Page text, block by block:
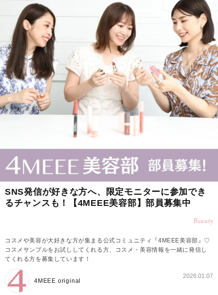
SNS発信が好きな方へ、限定モニターに参加でき
るチャンスも！【4MEEE美容部】部員募集中
Beauty
コスメや美容が大好きな方が集まる公式コミュニティ『4MEEE美容部』♡
コスメサンプルをお試ししてくれる方、コスメ・美容情報を一緒に発信し
てくれる方を募集しています！
4MEEE original
2026.01.07